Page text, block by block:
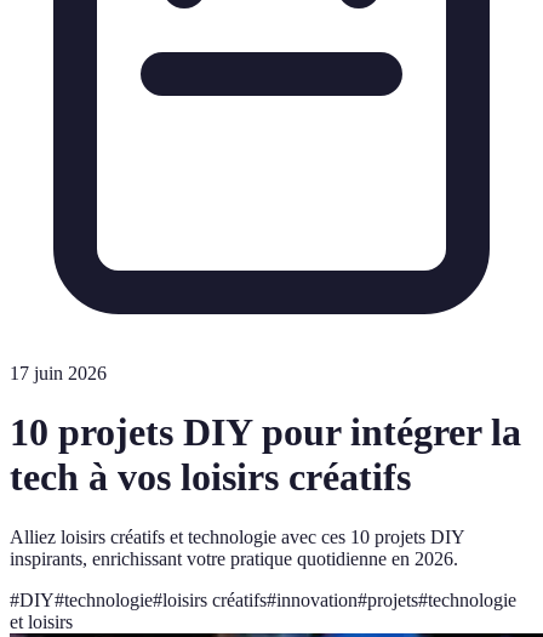
17 juin 2026
10 projets DIY pour intégrer la
tech à vos loisirs créatifs
Alliez loisirs créatifs et technologie avec ces 10 projets DIY
inspirants, enrichissant votre pratique quotidienne en 2026.
#DIY#technologie#loisirs créatifs#innovation#projets#technologie
et loisirs